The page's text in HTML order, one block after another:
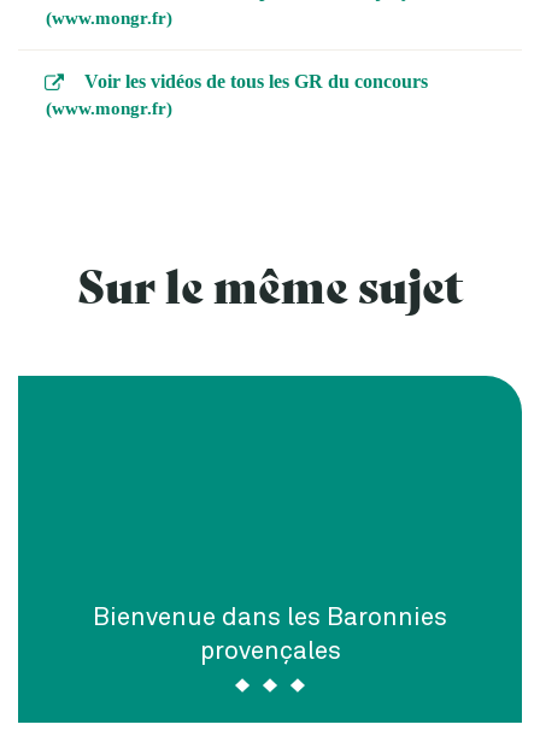
www.mongr.fr
Voir les vidéos de tous les GR du concours
www.mongr.fr
Sur le même sujet
Bienvenue dans les Baronnies
provençales